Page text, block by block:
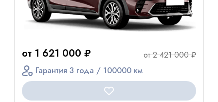
от 1 621 000 ₽
от 2 421 000 ₽
Гарантия 3 года / 100000 км